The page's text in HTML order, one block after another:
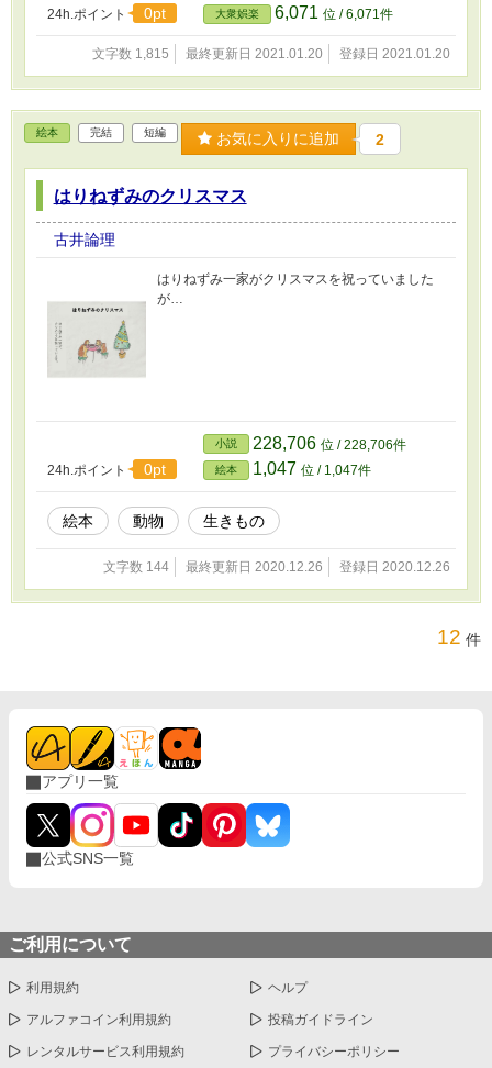
24h.ポイント 0pt 大衆娯楽 6,071 位 / 6,071件
文字数 1,815 最終更新日 2021.01.20 登録日 2021.01.20
絵本 完結 短編 お気に入りに追加 2
はりねずみのクリスマス
古井論理
はりねずみ一家がクリスマスを祝っていました
が…
24h.ポイント 0pt
小説 228,706 位 / 228,706件
絵本 1,047 位 / 1,047件
絵本 動物 生きもの
文字数 144 最終更新日 2020.12.26 登録日 2020.12.26
12 件
アプリ一覧
公式SNS一覧
ご利用について
利用規約 ヘルプ
アルファコイン利用規約 投稿ガイドライン
レンタルサービス利用規約 プライバシーポリシー